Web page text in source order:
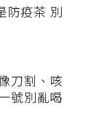
防疫茶 別
刀割、咳
號別亂喝